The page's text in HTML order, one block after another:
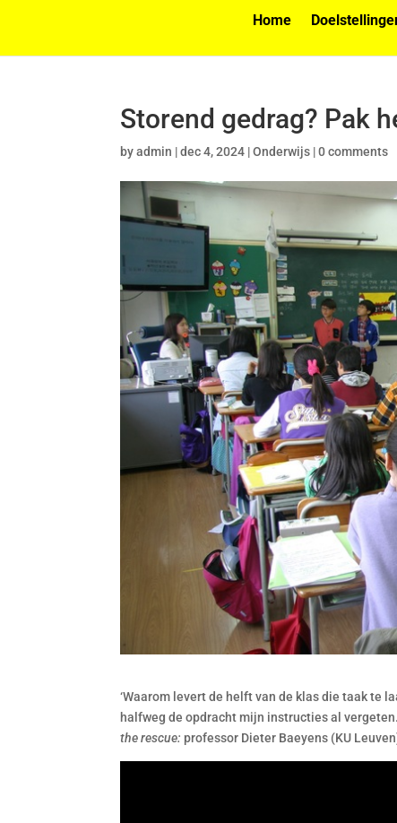
Home
Storend gedrag? Pak
byadmin |dec 4, 2024 |Onderwijs |0 comments
‘Waarom levert de helft van de klas die taak te
halfweg de opdracht mijn instructies al
the rescue: professor Dieter Baeyens (KU